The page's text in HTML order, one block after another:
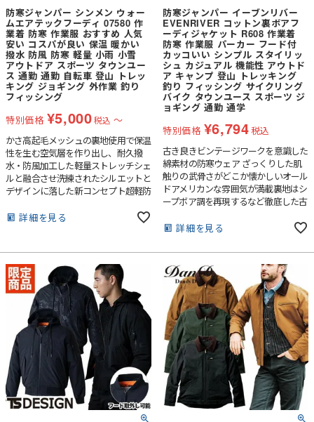
牢性素材。裏起毛の生地組織が空気の
層を生み出し快適な保温性を実現しつ
つ、基準値をクリアした防風機能を有
しながらも絶妙な通気度でムレを軽
減。適度なストレッチ性能も有し型崩
れの少ない快適な着心地を実現しま
す。・シンプルデザインに映えるダブ
ルラバーシリコンシートが先進性と高
級感を表現。3D光沢シリコンプリン
使用し更なるデザイン性をアップ。・
レタリングロゴプリントが施された前
立てピスロンファスナーが先進性をア
ピールする。脇ポケットロにはコイル
ファスナーを内蔵し機能性を向上。
防寒ジャンパー シンメン ウォー
ムエアテックフーディ 07580 作
業着 防寒 作業服 おすすめ 人気
安い コスパが良い 保温 暖かい
撥水 防風 防寒 軽量 小雨 小雪
アウトドア スポーツ タウンユー
ス 通勤 通勤 自転車 登山 トレッ
キング ジョギング 外作業 釣り
フィッシング
特別価格 ¥5,000税込 〜
かさ高起毛メッシュの裏地使用で保温
性を生む空気層を作り出し、耐久撥
水・防風加工した軽量ストレッチシェ
ルと融合させ洗練されたシルエットと
デザインに落した新コンセプト超軽防
ー超軽量防寒ガーメント●裏地のかさ
皆無のストレッチ性でさらっと楽な着
心地
詳細を見る
防寒ジャンパー イーブンリバー
EVENRIVER コットン裏ボアフ
ーディジャケット R608 作業着
防寒 作業服 パーカー フード付
カッコいい シンプル スタイリッ
シュ カジュアル 機能性 アウトド
ア キャンプ 登山 トレッキング
釣り フィッシング サイクリング
バイク タウンユース スポーツ ジ
ョギング 通勤 通学
特別価格 ¥6,794税込
古き良きビンテージワークを意識した
綿素材の防寒ウェア ざっくりした肌
触りの武骨さがどこか懐かしいオール
ドアメリカンな雰囲気が満載裏地はシ
ープボア調を再現するなど徹底した古
に裏ボアをチョイス
詳細を見る